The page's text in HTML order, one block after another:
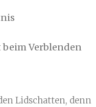
beim Verblenden
Lidschatten, denn